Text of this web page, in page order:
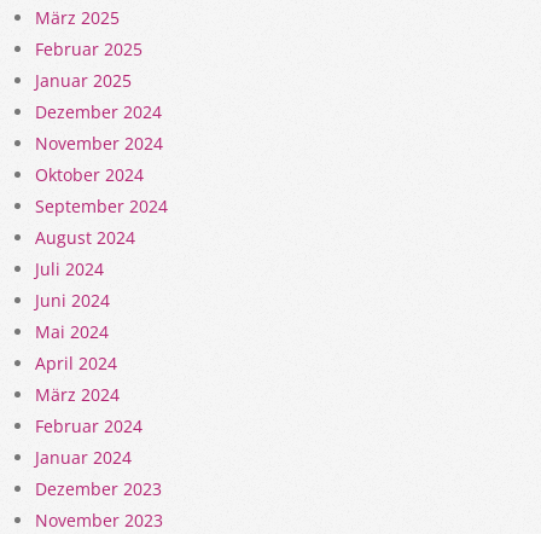
März 2025
Februar 2025
Januar 2025
Dezember 2024
November 2024
Oktober 2024
September 2024
August 2024
Juli 2024
Juni 2024
Mai 2024
April 2024
März 2024
Februar 2024
Januar 2024
Dezember 2023
November 2023